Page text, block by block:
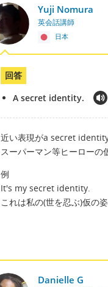
Yuji Nomura
英会話講師
日本
回答
A secret identity.
近い表現がa secret identity
スーパーマン等ヒーローの
例
It's my secret identity.
これは私の(世を忍ぶ)仮の姿
Danielle G